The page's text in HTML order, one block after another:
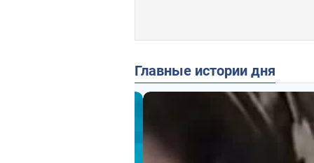
Главные истории дня